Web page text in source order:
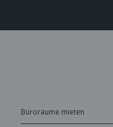
Büroräume mieten